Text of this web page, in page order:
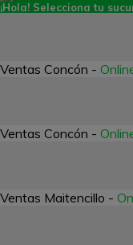
¡Hola! Selecciona tu
Ventas Concón -
Ventas Concón -
Ventas Maitencillo -